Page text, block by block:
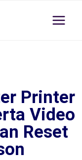
Printer
Video
Reset